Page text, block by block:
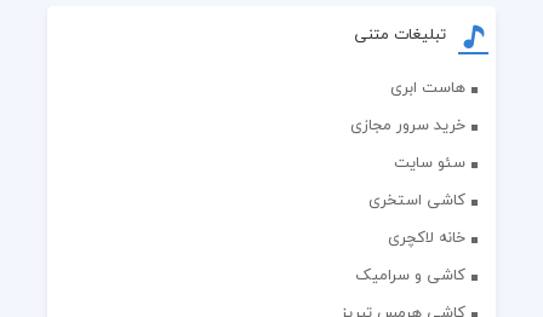
تبلیغات متنی
هاست ابری
خرید سرور مجازی
سئو سایت
کاشی استخری
خانه لاکچری
کاشی و سرامیک